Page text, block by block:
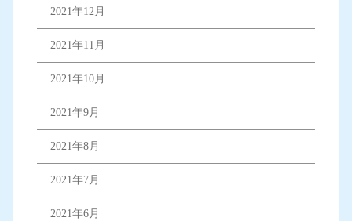
2021年12月
2021年11月
2021年10月
2021年9月
2021年8月
2021年7月
2021年6月